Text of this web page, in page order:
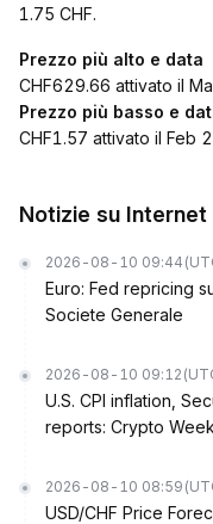
1.75 CHF.
Prezzo più alto e data
CHF629.66 attivato il
Prezzo più basso e
CHF1.57 attivato il Feb
Notizie su
2026-08-10 09:44
Euro: Fed repricing
Societe Generale
2026-08-10 09:12
U.S. CPI inflation,
reports: Crypto
2026-08-10 08:59
USD/CHF Price